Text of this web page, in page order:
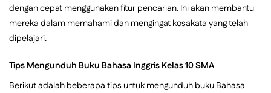
dengan cepat menggunakan fitur pencarian. Ini akan membantu
mereka dalam memahami dan mengingat kosakata yang telah
dipelajari.
Tips Mengunduh Buku Bahasa Inggris Kelas 10 SMA
Berikut adalah beberapa tips untuk mengunduh buku Bahasa